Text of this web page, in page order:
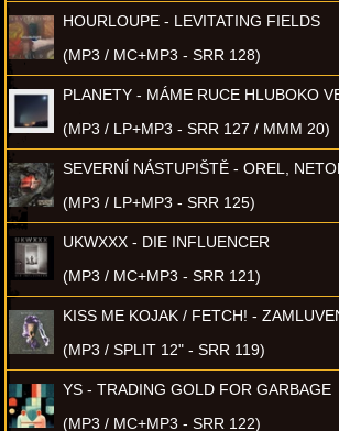
HOURLOUPE - LEVITATING FIELDS
(MP3 / MC+MP3 - SRR 128)
PLANETY - MÁME RUCE HLUBOKO
(MP3 / LP+MP3 - SRR 127 / MMM 20)
SEVERNÍ NÁSTUPIŠTĚ - OREL,
(MP3 / LP+MP3 - SRR 125)
UKWXXX - DIE INFLUENCER
(MP3 / MC+MP3 - SRR 121)
KISS ME KOJAK / FETCH! -
(MP3 / SPLIT 12" - SRR 119)
YS - TRADING GOLD FOR GARBAGE
(MP3 / MC+MP3 - SRR 122)